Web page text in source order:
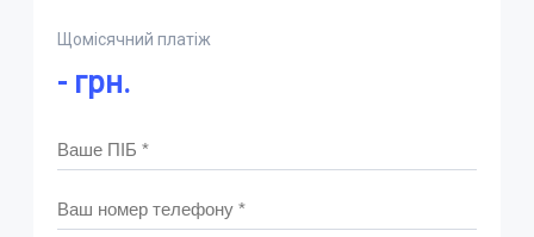
Щомісячний платіж
- грн.